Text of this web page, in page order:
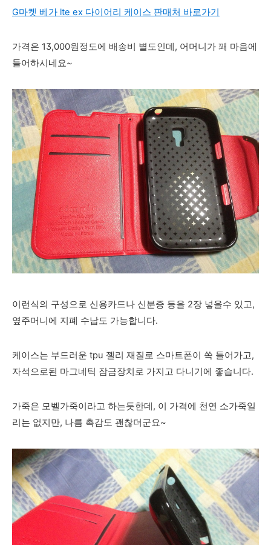
G마켓 베가 lte ex 다이어리 케이스 판매처 바로가기
가격은 13,000원정도에 배송비 별도인데, 어머니가 꽤 마음에
들어하시네요~
이런식의 구성으로 신용카드나 신분증 등을 2장 넣을수 있고,
옆주머니에 지폐 수납도 가능합니다.
케이스는 부드러운 tpu 젤리 재질로 스마트폰이 쏙 들어가고,
자석으로된 마그네틱 잠금장치 로 가지고 다니기에 좋습니다.
가죽은 모벨가죽이라고 하는듯한데, 이 가격에 천연 소가죽일
리는 없지만, 나름 촉감도 괜찮더군요~